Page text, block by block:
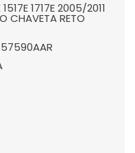
1717E 2005/2011
CHAVETA RETO